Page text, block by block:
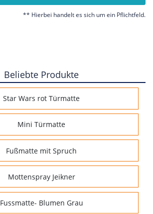
** Hierbei handelt es sich um ein Pflichtfeld.
Beliebte Produkte
Star Wars rot Türmatte
Mini Türmatte
Fußmatte mit Spruch
Mottenspray Jeikner
Fussmatte- Blumen Grau